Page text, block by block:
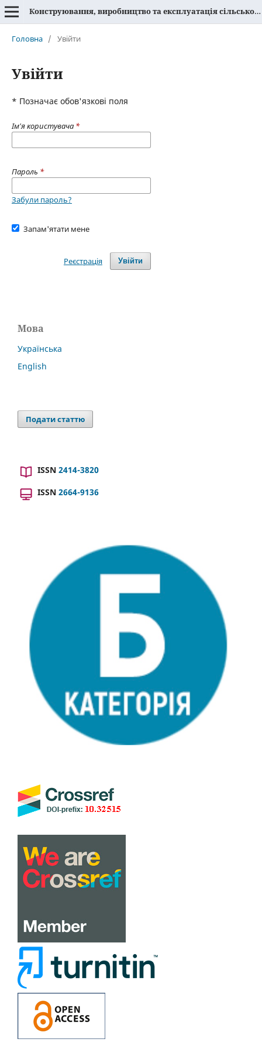
Конструювання, виробництво та експлуатація сільськогосподарських машин
Головна / Увійти
Увійти
* Позначає обов'язкові поля
Ім'я користувача *
Пароль *
Забули пароль?
Запам'ятати мене
Увійти
Реєстрація
Мова
Українська
English
Подати статтю
ISSN 2414-3820
ISSN 2664-9136